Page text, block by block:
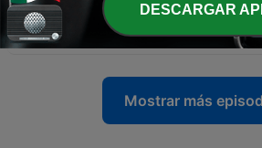
35 - Cocktail Tropical #S02E11 - Canto
26 dic. 2018
Mostrar más
DESCARGAR